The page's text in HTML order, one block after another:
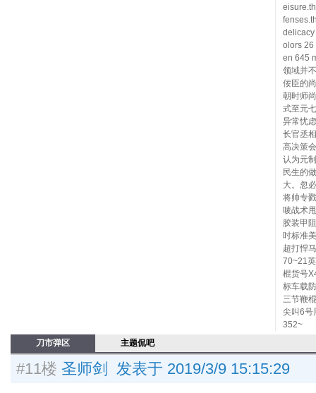
delicacy
olors 26
en 645
领域并
佞臣的
朝时师
式至元
异常忧
长官丞
高决策
认为元
民生的
大。忽
将帅专
唛战术
胶装甲
吋标准
超打悍
70~21
棍货号
标车载
三节鞭
尖叫6号
352~
刀市弹区
主题侃吧
#11楼 圣师剑 发表于 2019/3/9 15:15:29